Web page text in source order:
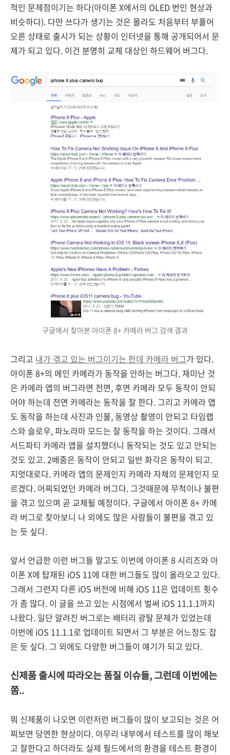
적인 문제점이기는 하다(아이폰 X에서의 OLED 번인 현상과
비슷하다). 다만 쓰다가 생기는 것은 몰라도 처음부터 부풀어
오른 상태로 출시가 되는 상황이 인터넷을 통해 공개되어서 문
제가 되고 있다. 이건 분명히 교체 대상인 하드웨어 버그다.
구글에서 찾아본 아이폰 8+ 카메라 버그 검색 결과
그리고 내가 겪고 있는 버그이기는 한데 카메라 버그가 있다.
아이폰 8+의 메인 카메라가 동작을 안하는 버그다. 재미난 것
은 카메라 앱의 버그라면 전면, 후면 카메라 모두 동작이 안되
어야 하는데 전면 카메라는 동작을 잘 한다. 그리고 카메라 앱
도 동작을 하는데 사진과 인물, 동영상 촬영이 안되고 타임랩
스와 슬로우, 파노라마 모드는 잘 동작을 하는 것이다. 그래서
서드파티 카메라 앱을 설치했더니 동작되는 것도 있고 안되는
것도 있고. 2배줌은 동작이 안되고 일반 화각은 동작이 되고.
지멋대로다. 카메라 앱의 문제인지 카메라 자체의 문제인지 모
르겠다. 어찌되었던 카메라 버그다. 그것때문에 무척이나 불편
을 겪고 있으며 곧 교체될 예정이다. 구글에서 아이폰 8+ 카메
라 버그로 찾아보니 나 외에도 많은 사람들이 불편을 겪고 있
는 듯 싶다.
앞서 언급한 이런 버그들 말고도 이번에 아이폰 8 시리즈와 아
이폰 X에 탑재된 iOS 11에 대한 버그들도 많이 올라오고 있다.
그래서 그런지 다른 iOS 버전에 비해 iOS 11은 업데이트 횟수
가 좀 많다. 이 글을 쓰고 있는 시점에서 벌써 iOS 11.1.1까지
나왔다. 일단 알려진 버그로는 배터리 광탈 문제가 있었는데
이번에 iOS 11.1.1로 업데이트 되면서 그 부분은 어느정도 잡
은 듯 싶다. 그 외에도 다양한 버그들이 얘기가 되고 있다.
신제품 출시에 따라오는 품질 이슈들, 그런데 이번에는
쫌..
뭐 신제품이 나오면 이런저런 버그들이 많이 보고되는 것은 어
찌보면 당연한 현상이다. 아무리 내부에서 테스트를 많이 해보
고 잘한다고 하더라도 실제 필드에서의 환경을 테스트 환경이